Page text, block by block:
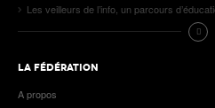
Les veilleurs de l’info, un parcours
LA FÉDÉRATION
A propos